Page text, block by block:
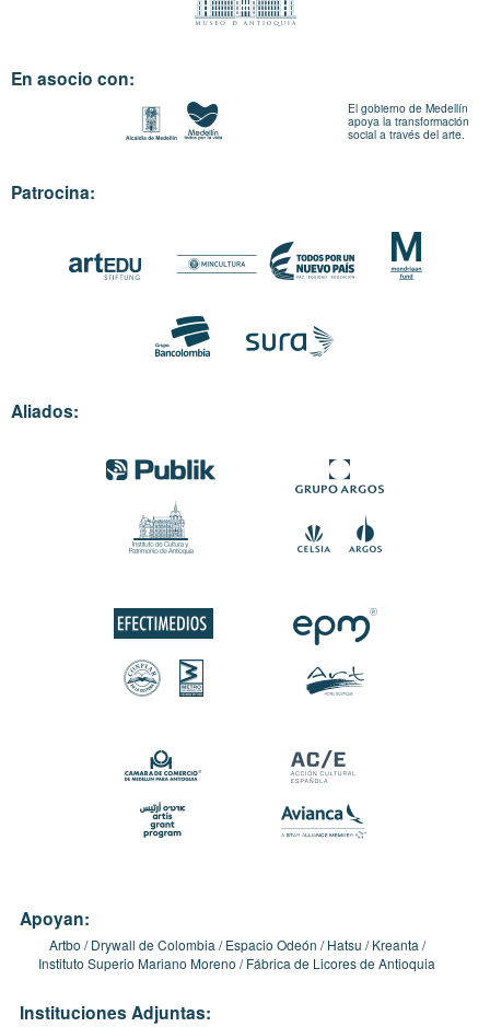
En asocio con:
El gobierno de Medellín
apoya la transformación
social a través del arte.
Patrocina:
Aliados:
Apoyan:
Artbo Drywall de Colombia Espacio Odeón Hatsu
Kreanta
Instituto Superio Mariano Moreno
Fábrica de Licores de Antioquia
Instituciones Adjuntas: